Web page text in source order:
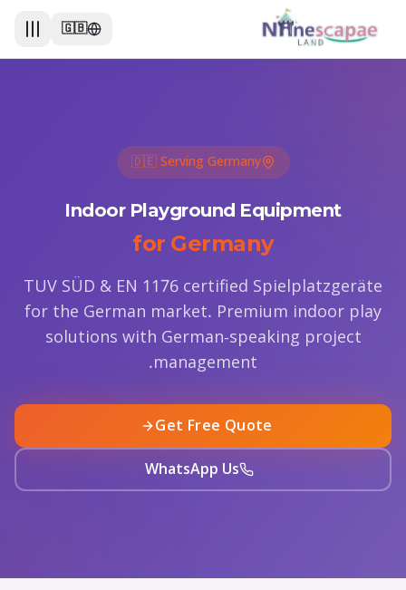
🇬🇧
🇩🇪 Serving Germany
Indoor Playground Equipment
for Germany
TUV SÜD & EN 1176 certified Spielplatzgeräte
for the German market. Premium indoor play
solutions with German-speaking project
management.
Get Free Quote
WhatsApp Us